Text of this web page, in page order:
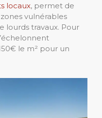
locaux, permet de
vulnérables
lourds travaux. Pour
le m² pour un